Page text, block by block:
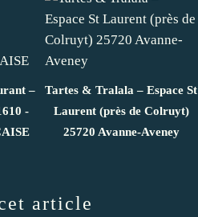
–
-
Tartes & Tralala – Espace St
Laurent (près de Colruyt)
25720 Avanne-Aveney
article